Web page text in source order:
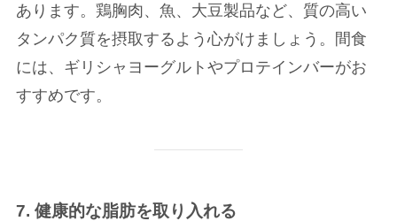
あります。鶏胸肉、魚、大豆製品など、質の高い
タンパク質を摂取するよう心がけましょう。間食
には、ギリシャヨーグルトやプロテインバーがお
すすめです。
7. 健康的な脂肪を取り入れる